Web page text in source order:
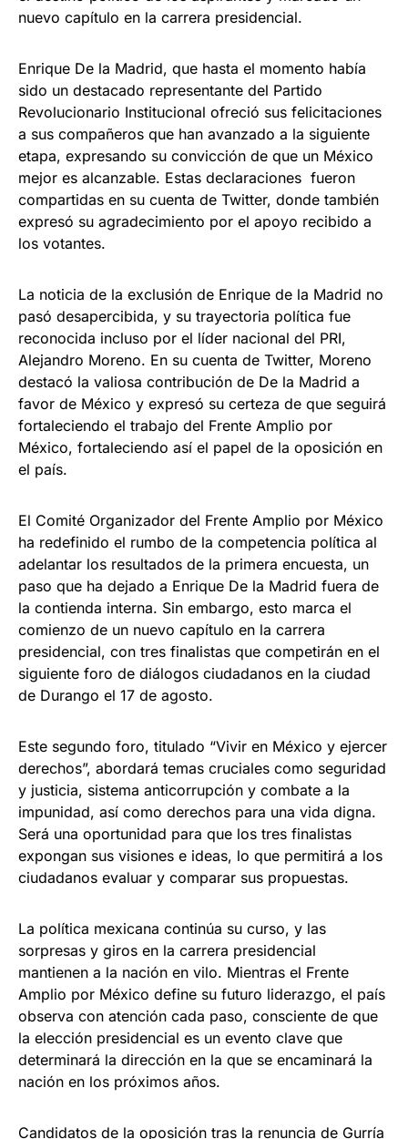
nuevo capítulo en la carrera presidencial.
Enrique De la Madrid, que hasta el momento había
sido un destacado representante del Partido
Revolucionario Institucional ofreció sus felicitaciones
a sus compañeros que han avanzado a la siguiente
etapa, expresando su convicción de que un México
mejor es alcanzable. Estas declaraciones fueron
compartidas en su cuenta de Twitter, donde también
expresó su agradecimiento por el apoyo recibido a
los votantes.
La noticia de la exclusión de Enrique de la Madrid no
pasó desapercibida, y su trayectoria política fue
reconocida incluso por el líder nacional del PRI,
Alejandro Moreno. En su cuenta de Twitter, Moreno
destacó la valiosa contribución de De la Madrid a
favor de México y expresó su certeza de que seguirá
fortaleciendo el trabajo del Frente Amplio por
México, fortaleciendo así el papel de la oposición en
el país.
El Comité Organizador del Frente Amplio por México
ha redefinido el rumbo de la competencia política al
adelantar los resultados de la primera encuesta, un
paso que ha dejado a Enrique De la Madrid fuera de
la contienda interna. Sin embargo, esto marca el
comienzo de un nuevo capítulo en la carrera
presidencial, con tres finalistas que competirán en el
siguiente foro de diálogos ciudadanos en la ciudad
de Durango el 17 de agosto.
Este segundo foro, titulado “Vivir en México y ejercer
derechos”, abordará temas cruciales como seguridad
y justicia, sistema anticorrupción y combate a la
impunidad, así como derechos para una vida digna.
Será una oportunidad para que los tres finalistas
expongan sus visiones e ideas, lo que permitirá a los
ciudadanos evaluar y comparar sus propuestas.
La política mexicana continúa su curso, y las
sorpresas y giros en la carrera presidencial
mantienen a la nación en vilo. Mientras el Frente
Amplio por México define su futuro liderazgo, el país
observa con atención cada paso, consciente de que
la elección presidencial es un evento clave que
determinará la dirección en la que se encaminará la
nación en los próximos años.
Candidatos de la oposición tras la renuncia de Gurría